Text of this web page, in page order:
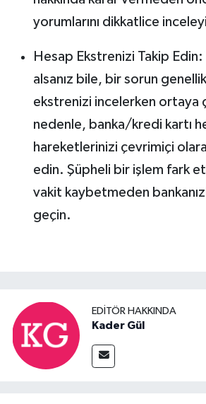
yorumlarını dikkatlice
Hesap Ekstrenizi Takip
alsanız bile, bir sorun
ekstrenizi incelerken ortaya
nedenle, banka/kredi kartı
hareketlerinizi çevrimiçi
edin. Şüpheli bir işlem fark
vakit kaybetmeden
geçin.
EDITÖR HAKKINDA
Kader Gül